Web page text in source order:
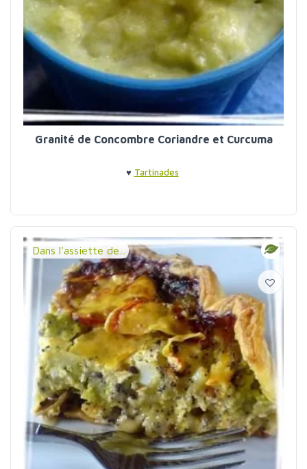
Granité de Concombre Coriandre et Curcuma
♥ Tartinades
Dans l'assiette de...